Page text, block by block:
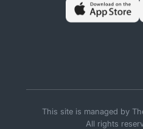
This site is managed by
All rights